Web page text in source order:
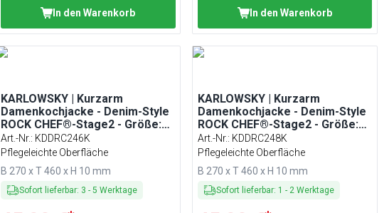
In den Warenkorb In den Warenkorb
KARLOWSKY | Kurzarm
Damenkochjacke - Denim-Style
ROCK CHEF®-Stage2 - Größe:
46
Art.-Nr.: KDDRC246K
Pflegeleichte Oberfläche
B 270 x T 460 x H 10 mm
Sofort lieferbar: 3 -5 Werktage
KARLOWSKY | Kurzarm
Damenkochjacke - Denim-Style
ROCK CHEF®-Stage2 - Größe:
48
Art.-Nr.: KDDRC248K
Pflegeleichte Oberfläche
B 270 x T 460 x H 10 mm
Sofort lieferbar: 1 - 2 Werktage